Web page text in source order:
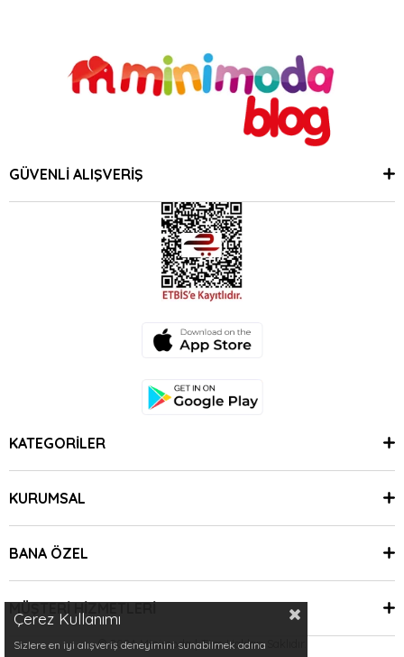
GÜVENLİ ALIŞVERİŞ
KATEGORİLER
KURUMSAL
BANA ÖZEL
MÜŞTERİ HİZMETLERİ
© 2024 Minimoda | Tüm Hakları Saklıdır.
Çerez Kullanımı
Sizlere en iyi alışveriş deneyimini sunabilmek adına